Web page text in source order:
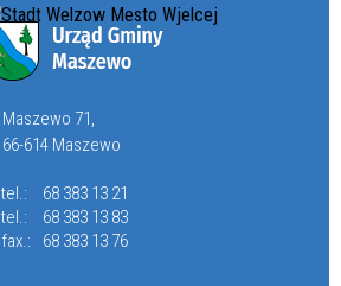
Maszewo 71,
66-614 Maszewo
tel.:
68 383 13 21
tel.:
68 383 13 83
fax.:
68 383 13 76